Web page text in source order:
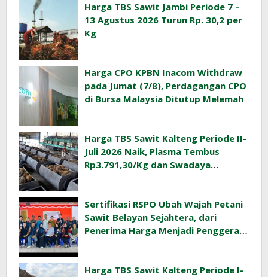
Harga TBS Sawit Jambi Periode 7 –
13 Agustus 2026 Turun Rp. 30,2 per
Kg
Harga CPO KPBN Inacom Withdraw
pada Jumat (7/8), Perdagangan CPO
di Bursa Malaysia Ditutup Melemah
Harga TBS Sawit Kalteng Periode II-
Juli 2026 Naik, Plasma Tembus
Rp3.791,30/Kg dan Swadaya
Sertifikasi RSPO Ubah Wajah Petani
Sawit Belayan Sejahtera, dari
Penerima Harga Menjadi Penggerak
Harga TBS Sawit Kalteng Periode I-